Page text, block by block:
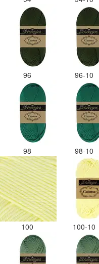
96 96-10
98 98-10
100 100-10